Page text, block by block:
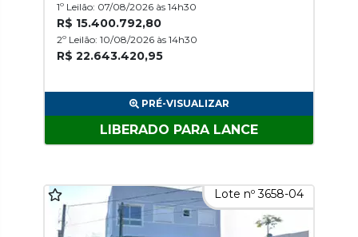
1º Leilão: 07/08/2026 às 14h30
R$ 15.400.792,80
2º Leilão: 10/08/2026 às 14h30
R$ 22.643.420,95
PRÉ-VISUALIZAR
LIBERADO PARA LANCE
Lote nº 3658-04